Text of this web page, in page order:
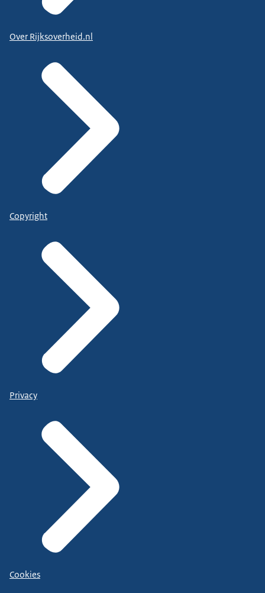
Over Rijksoverheid.nl
Copyright
Privacy
Cookies